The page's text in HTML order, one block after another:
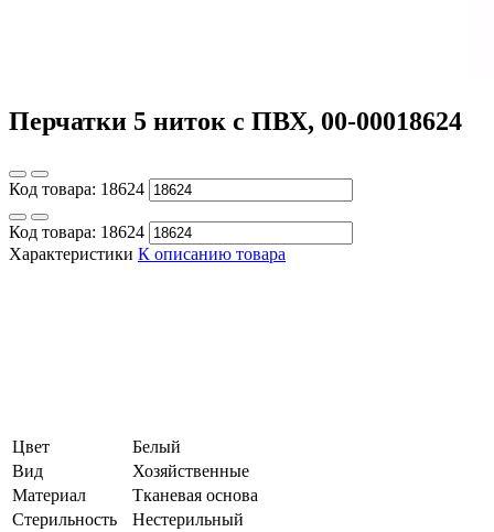
Перчатки 5 ниток с ПВХ, 00-00018624
Код товара: 18624
Код товара: 18624
Характеристики К описанию товара
Цвет
Белый
Вид
Хозяйственные
Материал
Тканевая основа
Стерильность
Нестерильный